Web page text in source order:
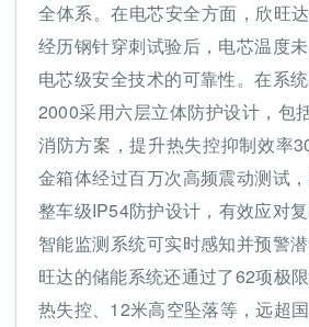
全体系。在电芯安全方面，欣旺
经历钢针穿刺试验后，电芯温度
电芯级安全技术的可靠性。在系
2000采用六层立体防护设计，包
消防方案，提升热失控抑制效率
金箱体经过百万次高频震动测试
整车级IP54防护设计，有效应对
智能监测系统可实时感知并预警
旺达的储能系统还通过了62项极限
热失控、12米高空坠落等，远超